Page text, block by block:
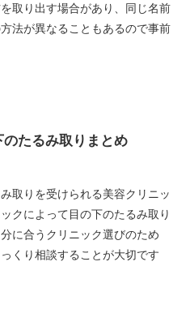
取り出す場合があり、同じ名前
法が異なることもあるので事前
たるみ取りまとめ
取りを受けられる美容クリニッ
クによって目の下のたるみ取り
に合うクリニック選びのため
くり相談することが大切です